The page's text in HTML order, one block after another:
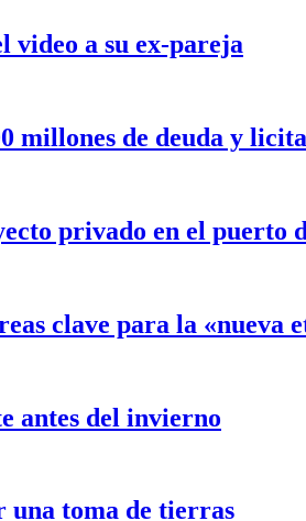
video a su ex-pareja
millones de deuda y
privado en el puerto
clave para la «nueva
antes del invierno
una toma de tierras